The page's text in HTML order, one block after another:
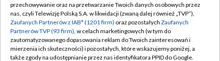
Abonament TVP
Emisja w TVP
Centrum informacji TVP
Naziemna Telewizja Cyfrowa
Regulamin TVP
Polityka prywatności
Moje zgody
Pomoc
przechowywanie oraz na przetwarzanie Twoich danych osobowych przez
nas, czyli Telewizję Polską S.A. w likwidacji (zwaną dalej również „TVP”),
Zaufanych Partnerów z IAB* (1201 firm) oraz pozostałych Zaufanych
Partnerów TVP (93 firm), w celach marketingowych (w tym do
zautomatyzowanego dopasowania reklam do Twoich zainteresowań i
mierzenia ich skuteczności) i pozostałych, które wskazujemy poniżej, a
także zgody na udostępnianie przez nas identyfikatora PPID do Google.